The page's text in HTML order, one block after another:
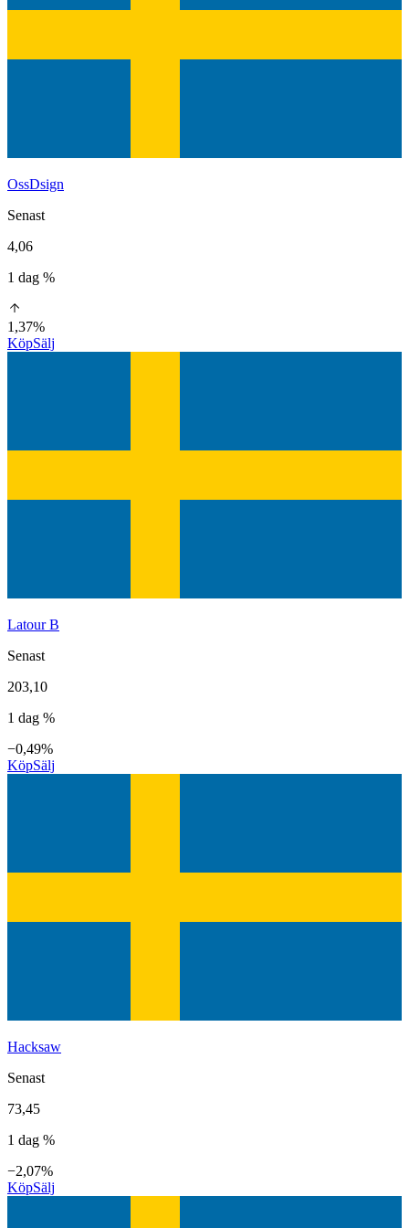
OssDsign
Senast
4,06
1 dag %
1,37%
KöpSälj
Latour B
Senast
203,10
1 dag %
−0,49%
KöpSälj
Hacksaw
Senast
73,45
1 dag %
−2,07%
KöpSälj